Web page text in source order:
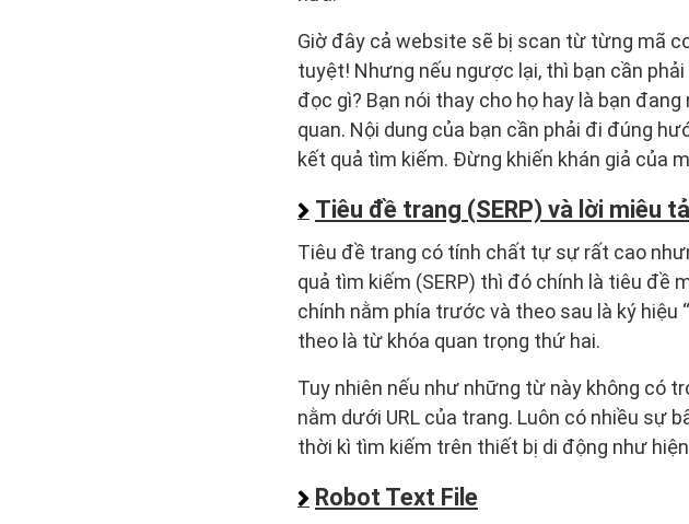
Giờ đây cả website sẽ bị scan từ từng mã
tuyệt! Nhưng nếu ngược lại, thì bạn cần
đọc gì? Bạn nói thay cho họ hay là bạn
quan. Nội dung của bạn cần phải đi đúng
kết quả tìm kiếm. Đừng khiến khán giả của
Tiêu đề trang (SERP) và lời miêu tả
Tiêu đề trang có tính chất tự sự rất cao
quả tìm kiếm (SERP) thì đó chính là tiêu đề
chính nằm phía trước và theo sau là ký hiệu
theo là từ khóa quan trọng thứ hai.
Tuy nhiên nếu như những từ này không có
nằm dưới URL của trang. Luôn có nhiều sự
thời kì tìm kiếm trên thiết bị di động như
Robot Text File